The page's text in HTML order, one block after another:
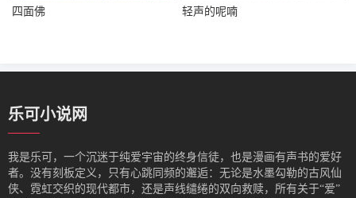
四面佛 轻声的呢喃
乐可小说网
我是‌乐可，一个沉迷于纯爱宇宙的终身信徒，也是漫画有声书的爱好
者。没有刻板定义，只有心跳同频的邂逅：无论是水墨勾勒的古风仙
侠、霓虹交织的现代都市，还是声线缱绻的双向救赎，所有关于“爱”